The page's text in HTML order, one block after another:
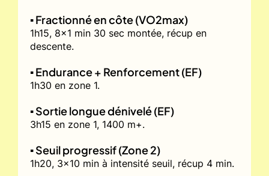
▪️ Fractionné en côte (VO2max)
1h15, 8x1 min 30 sec montée, récup en
descente.
▪️ Endurance + Renforcement (EF)
1h30 en zone 1.
▪️ Sortie longue dénivelé (EF)
3h15 en zone 1, 1400 m+.
▪️ Seuil progressif (Zone 2)
1h20, 3x10 min à intensité seuil, récup 4 min.